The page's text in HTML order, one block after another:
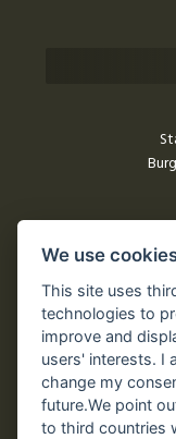
09.
We use
This site uses
technologies to
improve and
users' interests. I
change my
future.We point
to third countries